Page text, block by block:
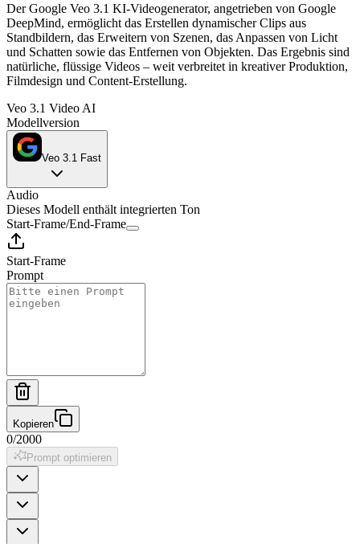
Der Google Veo 3.1 KI-Videogenerator, angetrieben von Google
DeepMind, ermöglicht das Erstellen dynamischer Clips aus
Standbildern, das Erweitern von Szenen, das Anpassen von Licht
und Schatten sowie das Entfernen von Objekten. Das Ergebnis sind
natürliche, flüssige Videos – weit verbreitet in kreativer Produktion,
Filmdesign und Content-Erstellung.
Veo 3.1 Video AI
Modellversion
Veo 3.1 Fast
Audio
Dieses Modell enthält integrierten Ton
Start-Frame/End-Frame
Start-Frame
Prompt
Kopieren
0/2000
Prompt optimieren